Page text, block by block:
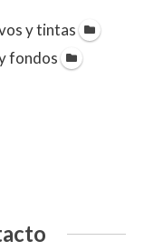
y tintas
fondos